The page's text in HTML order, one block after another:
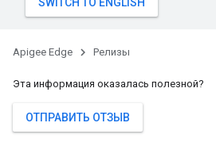
Apigee Edge Релизы
Эта информация оказалась полезной?
ОТПРАВИТЬ ОТЗЫВ